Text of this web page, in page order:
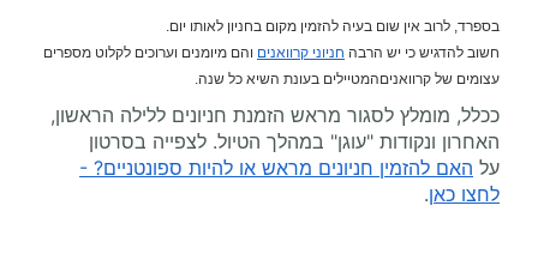
בספרד, לרוב אין שום בעיה להזמין מקום בחניון לאותו יום.
חשוב להדגיש כי יש הרבה חניוני קרוואנים והם מיומנים וערוכים לקלוט מספרים
עצומים של קרוואניםהמטיילים בעונת השיא כל שנה.
ככלל, מומלץ לסגור מראש הזמנת חניונים ללילה הראשון,
האחרון ונקודות "עוגן" במהלך הטיול. לצפייה בסרטון
על האם להזמין חניונים מראש או להיות ספונטניים? -
לחצו כאן.